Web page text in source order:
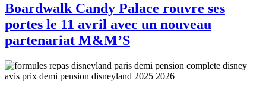
Boardwalk Candy Palace rouvre ses
portes le 11 avril avec un nouveau
partenariat M&M’S